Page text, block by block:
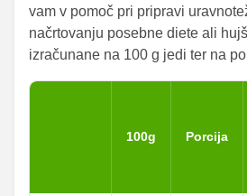
vam v pomoč pri pripravi
načrtovanju posebne diete ali
izračunane na 100 g jedi ter na
100g Porcija